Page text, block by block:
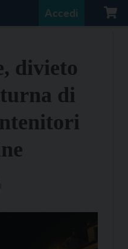
Accedi
divieto
di